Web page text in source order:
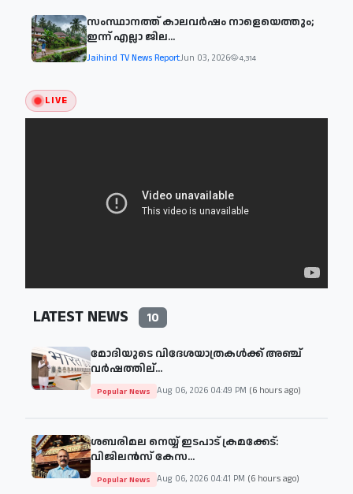
സംസ്ഥാനത്ത് കാലവര്‍ഷം നാളെയെത്തും;
ഇന്ന് എല്ലാ ജില...
Jaihind TV News ReportJun 03, 2026 4,314
LIVE
LATEST NEWS 10
മോദിയുടെ വിദേശയാത്രകള്‍ക്ക് അഞ്ച്
വര്‍ഷത്തില്...
Popular News Aug 06, 2026 04:49 PM (6 hours ago)
ശബരിമല നെയ്യ് ഇടപാട് ക്രമക്കേട്:
വിജിലൻസ് കേസ...
Popular News Aug 06, 2026 04:41 PM (6 hours ago)